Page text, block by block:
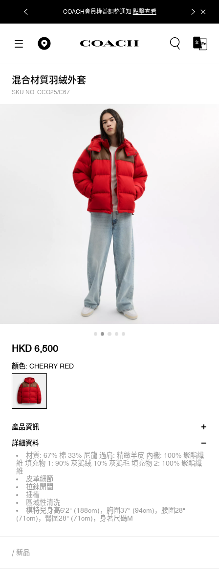
COACH會員權益調整通知 點擊查看 立即追蹤
混合材質羽絨外套
SKU NO: CCO25/C67
HKD 6,500
顏色: CHERRY RED
產品資訊
詳細資料
材質: 67% 棉 33% 尼龍 過肩: 精緻羊皮 內襯: 100% 聚酯纖
維 填充物 1: 90% 灰鵝絨 10% 灰鵝毛 填充物 2: 100% 聚酯纖
維
皮革細節
拉鍊開闔
插槽
區域性清洗
模特兒身高6'2" (188cm)，胸圍37" (94cm)，腰圍28"
(71cm)，臀圍28" (71cm)，身著尺碼M
/ 新品